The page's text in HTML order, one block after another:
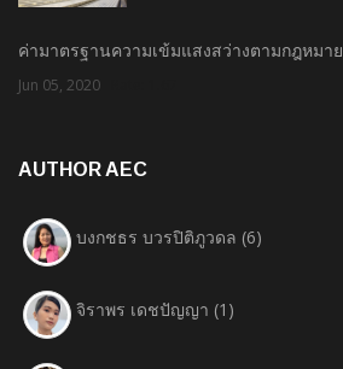
ค่ามาตรฐานความเข้มแสงสว่างตามกฎหมาย
Jun 05, 2020
AUTHOR AEC
บงกชธร บวรปิติภูวดล (6)
จิราพร เดชปัญญา (1)